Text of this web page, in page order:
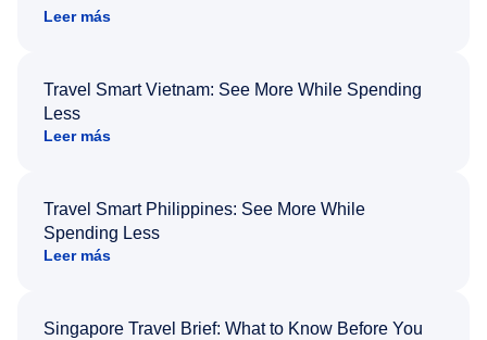
Leer más
Travel Smart Vietnam: See More While Spending
Less
Leer más
Travel Smart Philippines: See More While
Spending Less
Leer más
Singapore Travel Brief: What to Know Before You